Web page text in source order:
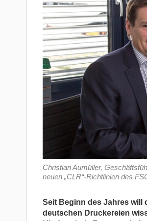
Christian Aumüller,
neuen „CLR“-Richtlinien des
Seit Beginn des Jahres will
deutschen Druckereien